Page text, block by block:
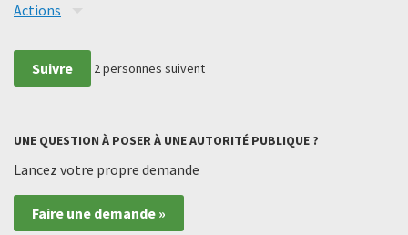
Actions
Suivre 2personnes suivent
UNE QUESTION À POSER À UNE AUTORITÉ PUBLIQUE ?
Lancez votre propre demande
Faire une demande »